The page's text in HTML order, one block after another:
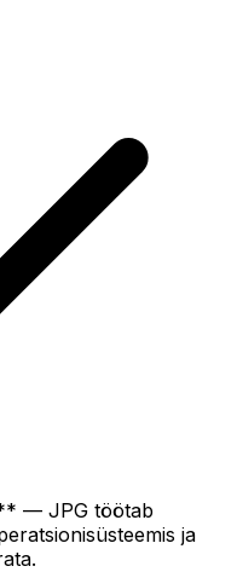
— JPG töötab
ja